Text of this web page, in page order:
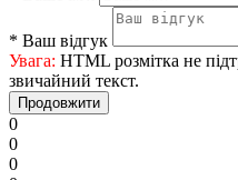
* Ваш відгук
Увага: HTML розмітка не
звичайний текст.
Продовжити
0
0
0